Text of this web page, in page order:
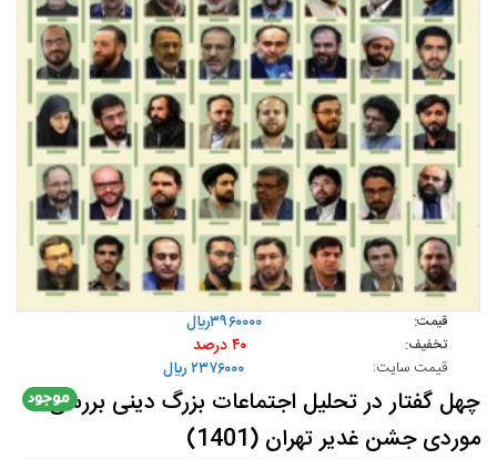
قیمت: ۳۹۶۰۰۰۰ريال
تخفیف: ۴۰ درصد
قیمت سایت: ۲۳۷۶۰۰۰ ريال
چهل گفتار در تحلیل اجتماعات بزرگ دینی بررسی
موردی جشن غدیر تهران (1401)